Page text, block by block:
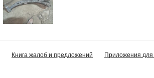
Книга жалоб и предложений
Приложения для